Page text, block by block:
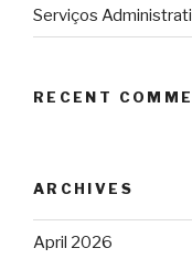
Serviços
RECENT
ARCHIVES
April 2026